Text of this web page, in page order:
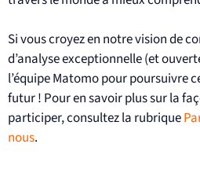
Si vous croyez en notre vision de
d’analyse exceptionnelle (et
l’équipe Matomo pour poursuivre
futur ! Pour en savoir plus sur la
participer, consultez la rubrique
nous.